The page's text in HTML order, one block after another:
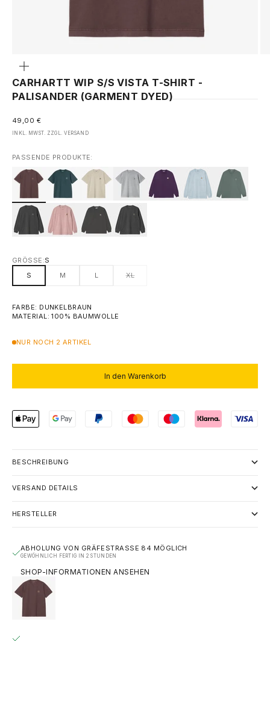
CARHARTT WIP S/S VISTA T-SHIRT -
PALISANDER (GARMENT DYED)
ANGEBOT
49,00 €
INKL. MWST. ZZGL. VERSAND
PASSENDE PRODUKTE:
GRÖSSE: S
S
M L XL
FARBE: DUNKELBRAUN
MATERIAL: 100% BAUMWOLLE
NUR NOCH 2 ARTIKEL
In den Warenkorb
BESCHREIBUNG
VERSAND DETAILS
HERSTELLER
ABHOLUNG VON GRÄFESTRASSE 84 MÖGLICH
GEWÖHNLICH FERTIG IN 2 STUNDEN
SHOP-INFORMATIONEN ANSEHEN